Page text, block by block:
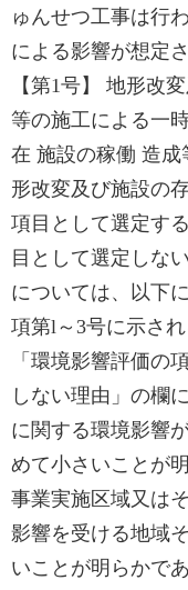
ゅんせつ工事は行
による影響が想定
【第1号】 地形改
等の施工による一
在 施設の稼働 造
形改変及び施設の
項目として選定す
目として選定しな
については、以下
項第l～3号に示さ
「環境影響評価の
しない理由」の欄
に関する環境影響
めて小さいことが
事業実施区域又は
影響を受ける地域
いことが明らかで